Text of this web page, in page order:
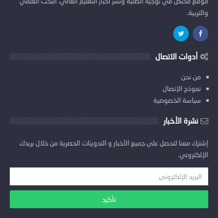
والتربية.
أدوات الاتصال
من نحن
نموذج الإتصال
سياسة الخصوصية
نشرة الأخبار
إشترك معنا لتحصل على جميع الأخبار و التدوينات الحصرية من خلال بريدك
الإلكتروني.